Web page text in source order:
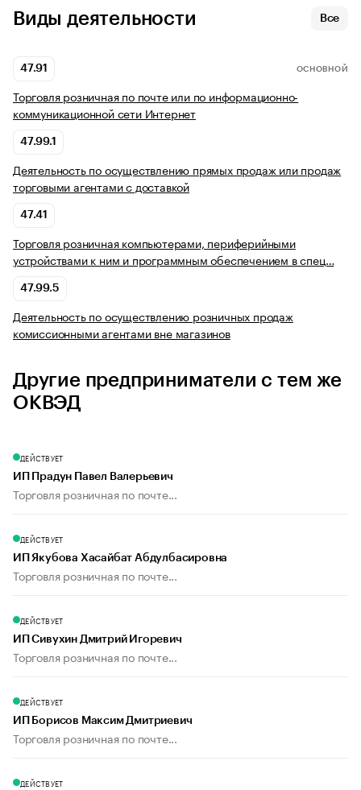
Виды деятельности Все
47.91 ОСНОВНОЙ
Торговля розничная по почте или по информационно-
коммуникационной сети Интернет
47.99.1
Деятельность по осуществлению прямых продаж или продаж
торговыми агентами с доставкой
47.41
Торговля розничная компьютерами, периферийными
устройствами к ним и программным обеспечением в спец…
47.99.5
Деятельность по осуществлению розничных продаж
комиссионными агентами вне магазинов
Другие предприниматели с тем же
ОКВЭД
ДЕЙСТВУЕТ
ИП Прадун Павел Валерьевич
Торговля розничная по почте...
ДЕЙСТВУЕТ
ИП Якубова Хасайбат Абдулбасировна
Торговля розничная по почте...
ДЕЙСТВУЕТ
ИП Сивухин Дмитрий Игоревич
Торговля розничная по почте...
ДЕЙСТВУЕТ
ИП Борисов Максим Дмитриевич
Торговля розничная по почте...
ДЕЙСТВУЕТ